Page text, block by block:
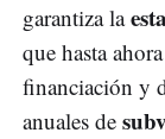
garantiza la
que hasta
financiación y
anuales de